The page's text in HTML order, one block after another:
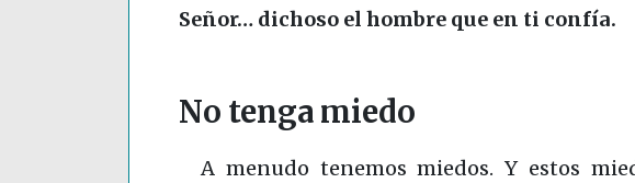
Señor… dichoso el hombre que en ti confía.
No tenga miedo
A menudo tenemos miedos. Y estos